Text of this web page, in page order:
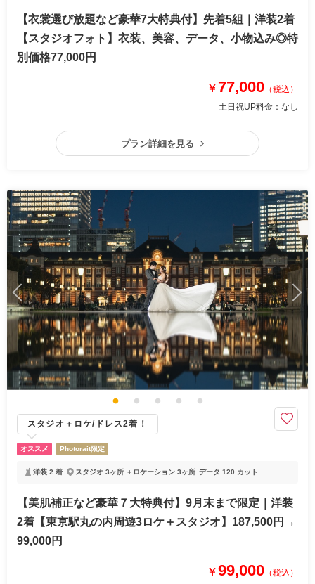
【衣裳選び放題など豪華7大特典付】先着5組｜洋装2着
【スタジオフォト】衣装、美容、データ、小物込み◎特
別価格77,000円
￥ 77,000 （税込）
土日祝UP料金： なし
プラン詳細を見る
スタジオ＋ロケ/ドレス2着！
オススメ Photorait限定
洋装 2 着 スタジオ 3ヶ所 ＋ロケーション 3ヶ所 データ 120 カット
【美肌補正など豪華７大特典付】9月末まで限定｜洋装
2着【東京駅丸の内周遊3ロケ＋スタジオ】187,500円→
99,000円
￥99,000 （税込）